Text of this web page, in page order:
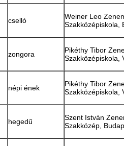
cselló
Weiner Leo
Szakközépiskola,
zongora
Pikéthy Tibor
Szakközépiskola,
népi ének
Pikéthy Tibor
Szakközépiskola,
hegedű
Szent István
Szakközép,